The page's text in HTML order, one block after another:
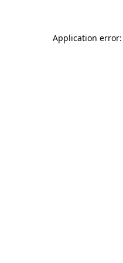
Application